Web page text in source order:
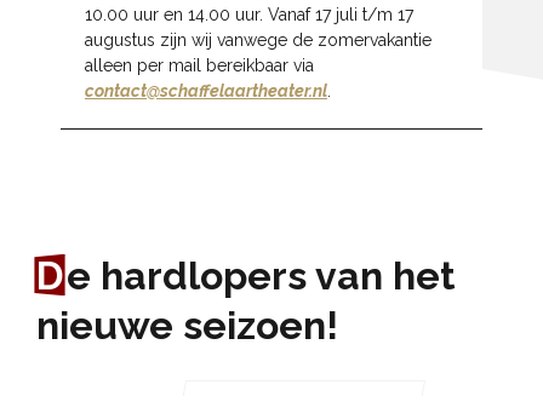
10.00 uur en 14.00 uur. Vanaf 17 juli t/m 17
augustus zijn wij vanwege de zomervakantie
alleen per mail bereikbaar via
contact@schaffelaartheater.nl
De hardlopers van het
nieuwe seizoen!